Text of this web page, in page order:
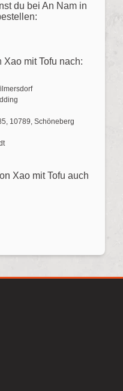
du bei An Nam in
mit Tofu nach:
10789, Schöneberg
Xao mit Tofu auch